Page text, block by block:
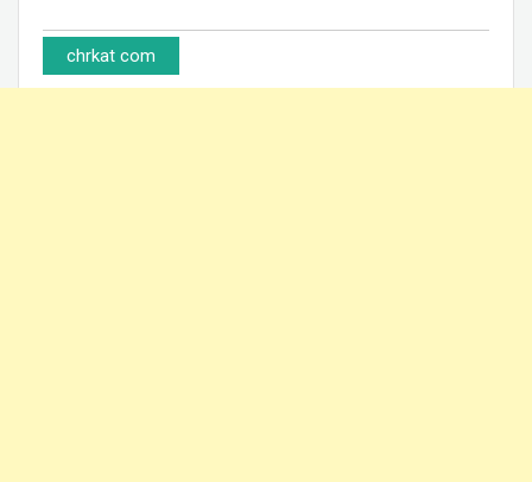
chrkat com